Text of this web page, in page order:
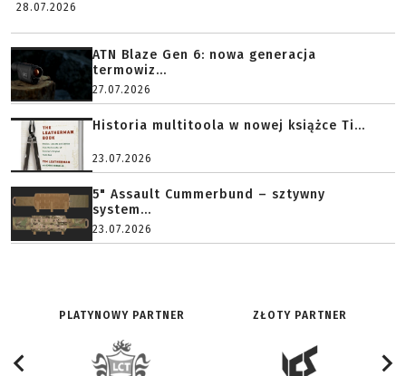
28.07.2026
ATN Blaze Gen 6: nowa generacja
termowiz...
27.07.2026
Historia multitoola w nowej książce Ti...
23.07.2026
5" Assault Cummerbund – sztywny
system...
23.07.2026
PLATYNOWY PARTNER ZŁOTY PARTNER